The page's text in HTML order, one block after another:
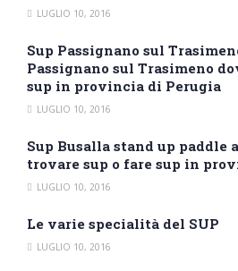
LUGLIO 10, 2016
Sup Passignano sul
Passignano sul Trasimeno
sup in provincia di Perugia
LUGLIO 10, 2016
Sup Busalla stand up paddle
trovare sup o fare sup in
LUGLIO 10, 2016
Le varie specialità del SUP
LUGLIO 10, 2016